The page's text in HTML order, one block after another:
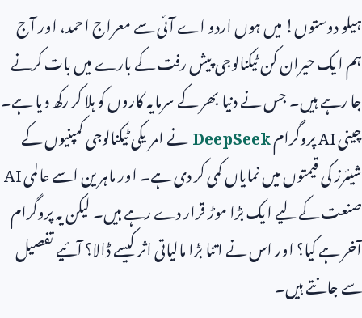
ہیلو دوستوں! میں ہوں اردو اے آئی سے معراج احمد، اور آج
ہم ایک حیران کن ٹیکنالوجی پیش رفت کے بارے میں بات کرنے
جا رہے ہیں۔ جس نے دنیا بھر کے سرمایہ کاروں کو ہلا کر رکھ دیا ہے۔
چینیAIپروگرامDeepSeekنے امریکی ٹیکنالوجی کمپنیوں کے
شیئرز کی قیمتوں میں نمایاں کمی کر دی ہے۔ اور ماہرین اسے عالمیAI
صنعت کے لیے ایک بڑا موڑ قرار دے رہے ہیں۔ لیکن یہ پروگرام
آخر ہے کیا؟ اور اس نے اتنا بڑا مالیاتی اثر کیسے ڈالا؟ آئیے تفصیل
سے جانتے ہیں۔